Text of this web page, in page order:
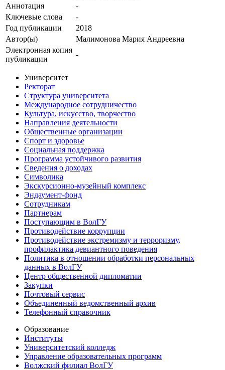
Аннотация
-
Ключевые cлова
-
Год публикации
2018
Автор(ы)
Малимонова Мария Андреевна
Электронная копия
публикации
-
Университет
Ректорат
Структура университета
Международное сотрудничество
Культура, искусство, творчество
Направления деятельности
Общественные организации
Спорт и здоровье
Социальная поддержка
Программа устойчивого развития
Сведения о доходах
Символика
Экскурсионно-музейный комплекс
Эндаумент-фонд
Сотрудникам
Партнерам
Поступающим в ВолГУ
Противодействие коррупции
Противодействие экстремизму и терроризму,
профилактика девиантного поведения
Политика в отношении обработки персональных
данных в ВолГУ
Центр общественной дипломатии
Закупки
Почтовый сервис
Объединенный ведомственный архив
Телефонный справочник
Образование
Институты
Университетский колледж
Управление образовательных программ
Волжский филиал ВолГУ